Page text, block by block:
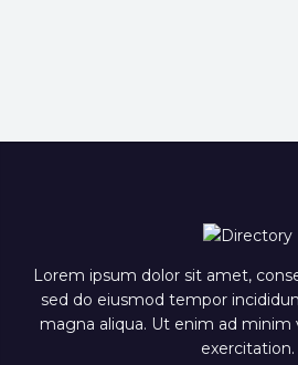
Lorem ipsum dolor sit amet,
sed do eiusmod tempor
magna aliqua. Ut enim ad minim
exercitation.